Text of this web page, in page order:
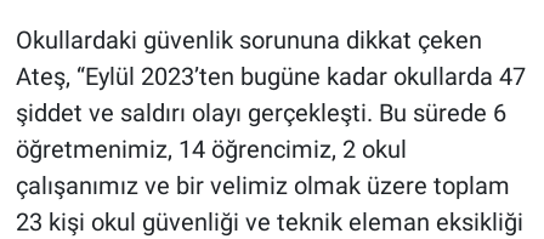
Okullardaki güvenlik sorununa dikkat çeken
Ateş, “Eylül 2023’ten bugüne kadar okullarda 47
şiddet ve saldırı olayı gerçekleşti. Bu sürede 6
öğretmenimiz, 14 öğrencimiz, 2 okul
çalışanımız ve bir velimiz olmak üzere toplam
23 kişi okul güvenliği ve teknik eleman eksikliği